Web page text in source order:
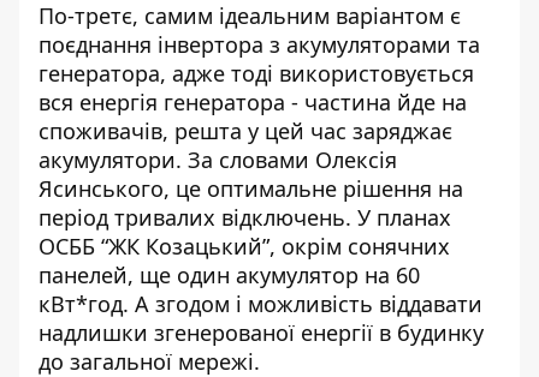
По-третє, самим ідеальним варіантом є
поєднання інвертора з акумуляторами та
генератора, адже тоді використовується
вся енергія генератора - частина йде на
споживачів, решта у цей час заряджає
акумулятори. За словами Олексія
Ясинського, це оптимальне рішення на
період тривалих відключень. У планах
ОСББ “ЖК Козацький”, окрім сонячних
панелей, ще один акумулятор на 60
кВт*год. А згодом і можливість віддавати
надлишки згенерованої енергії в будинку
до загальної мережі.